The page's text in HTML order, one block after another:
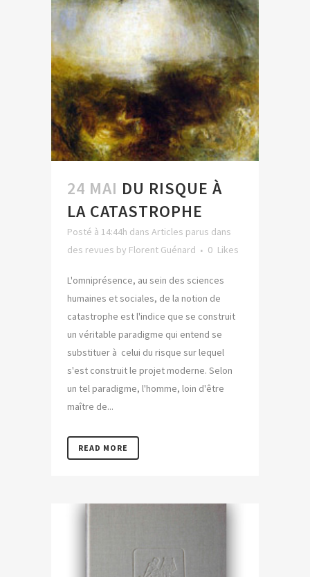
24 MAI DU RISQUE À
LA CATASTROPHE
Posté à 14:44h dans Articles parus dans
des revues by Florent Guénard 0 Likes
L'omniprésence, au sein des sciences
humaines et sociales, de la notion de
catastrophe est l'indice que se construit
un véritable paradigme qui entend se
substituer à celui du risque sur lequel
s'est construit le projet moderne. Selon
un tel paradigme, l'homme, loin d'être
maître de...
READ MORE